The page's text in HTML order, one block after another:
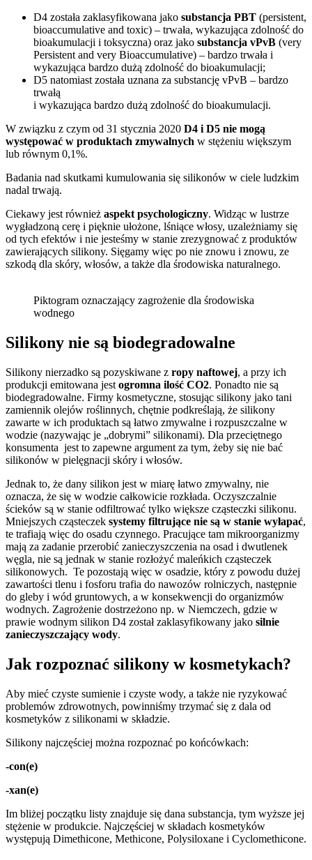
D4 została zaklasyfikowana jako substancja PBT (persistent,
bioaccumulative and toxic) – trwała, wykazująca zdolność do
bioakumulacji i toksyczna) oraz jako substancja vPvB (very
Persistent and very Bioaccumulative) – bardzo trwała i
wykazująca bardzo dużą zdolność do bioakumulacji;
D5 natomiast została uznana za substancję vPvB – bardzo
trwałą
i wykazująca bardzo dużą zdolność do bioakumulacji.
W związku z czym od 31 stycznia 2020 D4 i D5 nie mogą
występować w produktach zmywalnych w stężeniu większym
lub równym 0,1%.
Badania nad skutkami kumulowania się silikonów w ciele ludzkim
nadal trwają.
Ciekawy jest również aspekt psychologiczny. Widząc w lustrze
wygładzoną cerę i pięknie ułożone, lśniące włosy, uzależniamy się
od tych efektów i nie jesteśmy w stanie zrezygnować z produktów
zawierających silikony. Sięgamy więc po nie znowu i znowu, ze
szkodą dla skóry, włosów, a także dla środowiska naturalnego.
Piktogram oznaczający zagrożenie dla środowiska
wodnego
Silikony nie są biodegradowalne
Silikony nierzadko są pozyskiwane z ropy naftowej, a przy ich
produkcji emitowana jest ogromna ilość CO2. Ponadto nie są
biodegradowalne. Firmy kosmetyczne, stosując silikony jako tani
zamiennik olejów roślinnych, chętnie podkreślają, że silikony
zawarte w ich produktach są łatwo zmywalne i rozpuszczalne w
wodzie (nazywając je „dobrymi” silikonami). Dla przeciętnego
konsumenta jest to zapewne argument za tym, żeby się nie bać
silikonów w pielęgnacji skóry i włosów.
Jednak to, że dany silikon jest w miarę łatwo zmywalny, nie
oznacza, że się w wodzie całkowicie rozkłada. Oczyszczalnie
ścieków są w stanie odfiltrować tylko większe cząsteczki silikonu.
Mniejszych cząsteczek systemy filtrujące nie są w stanie wyłapać,
te trafiają więc do osadu czynnego. Pracujące tam mikroorganizmy
mają za zadanie przerobić zanieczyszczenia na osad i dwutlenek
węgla, nie są jednak w stanie rozłożyć maleńkich cząsteczek
silikonowych. Te pozostają więc w osadzie, który z powodu dużej
zawartości tlenu i fosforu trafia do nawozów rolniczych, następnie
do gleby i wód gruntowych, a w konsekwencji do organizmów
wodnych. Zagrożenie dostrzeżono np. w Niemczech, gdzie w
prawie wodnym silikon D4 został zaklasyfikowany jako silnie
zanieczyszczający wody.
Jak rozpoznać silikony w kosmetykach?
Aby mieć czyste sumienie i czyste wody, a także nie ryzykować
problemów zdrowotnych, powinniśmy trzymać się z dala od
kosmetyków z silikonami w składzie.
Silikony najczęściej można rozpoznać po końcówkach:
-con(e)
-xan(e)
Im bliżej początku listy znajduje się dana substancja, tym wyższe jej
stężenie w produkcie. Najczęściej w składach kosmetyków
występują Dimethicone, Methicone, Polysiloxane i Cyclomethicone.